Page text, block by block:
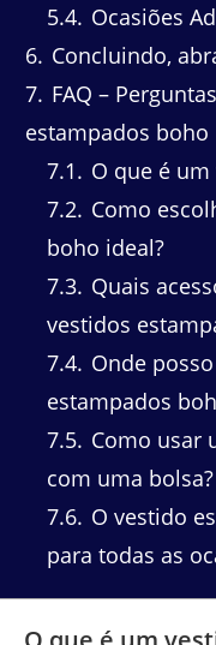
5.4 Ocasiões
6 Concluindo,
7 FAQ –
estampados boho
7.1
O que é
7.2 Como
boho ideal?
7.3 Quais
vestidos
7.4 Onde
estampados
7.5 Como usar
com uma bolsa?
7.6 O vestido
para todas as